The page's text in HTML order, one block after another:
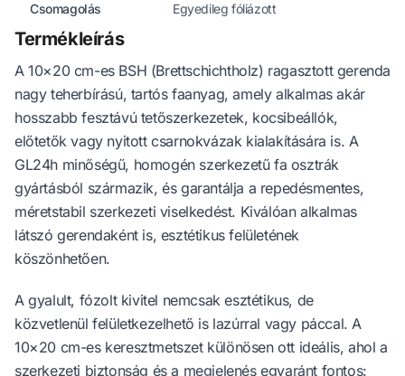
Csomagolás Egyedileg fóliázott
Termékleírás
A 10×20 cm-es BSH (Brettschichtholz) ragasztott gerenda
nagy teherbírású, tartós faanyag, amely alkalmas akár
hosszabb fesztávú tetőszerkezetek, kocsibeállók,
előtetők vagy nyitott csarnokvázak kialakítására is. A
GL24h minőségű, homogén szerkezetű fa osztrák
gyártásból származik, és garantálja a repedésmentes,
méretstabil szerkezeti viselkedést. Kiválóan alkalmas
látszó gerendaként is, esztétikus felületének
köszönhetően.
A gyalult, fózolt kivitel nemcsak esztétikus, de
közvetlenül felületkezelhető is lazúrral vagy páccal. A
10×20 cm-es keresztmetszet különösen ott ideális, ahol a
szerkezeti biztonság és a megjelenés egyaránt fontos: